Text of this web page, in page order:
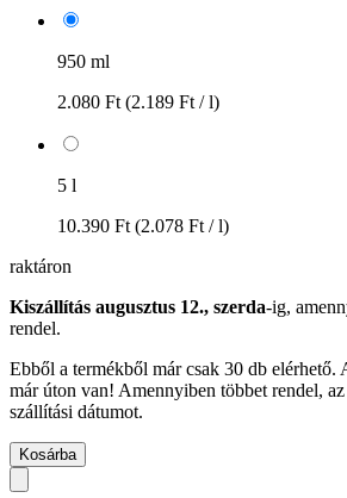
950 ml
2.080 Ft (2.189 Ft / l)
5 l
10.390 Ft (2.078 Ft / l)
raktáron
Kiszállítás augusztus 12., szerda-ig,
rendel.
Ebből a termékből már csak 30 db elérhető.
már úton van! Amennyiben többet rendel,
szállítási dátumot.
Kosárba